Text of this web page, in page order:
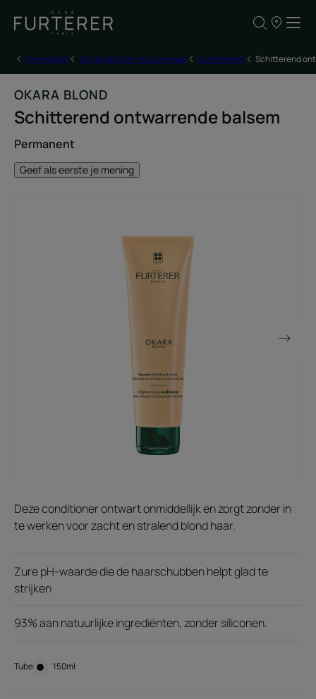
ONZE
Homepage
Alle producten voor uw haar Conditioner Schitterend
OKARA BLOND
Schitterend ontwarrende balsem
Permanent
Geef als eerste je mening
Deze conditioner ontwart onmiddellijk en zorgt zonder in
te werken voor zacht en stralend blond haar.
Zure pH-waarde die de haarschubben helpt glad te
strijken
93% aan natuurlijke ingrediënten, zonder siliconen.
Tube Tube
150ml